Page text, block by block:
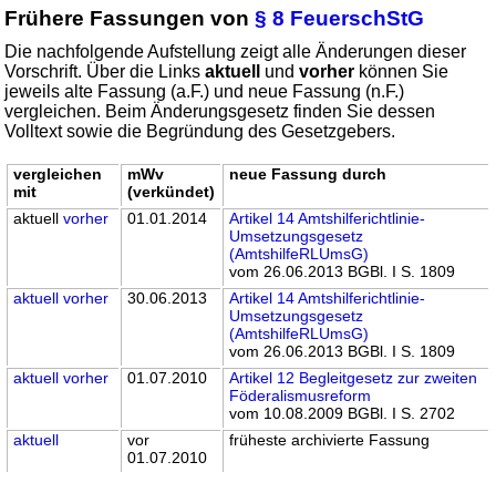
Frühere Fassungen von§ 8 FeuerschStG
Die nachfolgende Aufstellung zeigt alle Änderungen dieser
Vorschrift. Über die Linksaktuell undvorher können Sie
jeweils alte Fassung (a.F.) und neue Fassung (n.F.)
vergleichen. Beim Änderungsgesetz finden Sie dessen
Volltext sowie die Begründung des Gesetzgebers.
vergleichen
mit
mWv
(verkündet)
neue Fassung durch
aktuellvorher 01.01.2014
Artikel 14 Amtshilferichtlinie-
Umsetzungsgesetz
(AmtshilfeRLUmsG)
vom 26.06.2013 BGBl. I S. 1809
aktuell vorher 30.06.2013
Artikel 14 Amtshilferichtlinie-
Umsetzungsgesetz
(AmtshilfeRLUmsG)
vom 26.06.2013 BGBl. I S. 1809
aktuell vorher 01.07.2010
Artikel 12 Begleitgesetz zur zweiten
Föderalismusreform
vom 10.08.2009 BGBl. I S. 2702
aktuell
vor
01.07.2010
früheste archivierte Fassung